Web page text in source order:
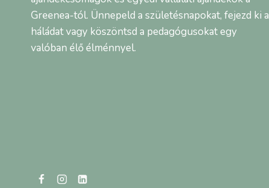
Greenea-tól. Ünnepeld a születésnapokat, fejezd ki a
háládat vagy köszöntsd a pedagógusokat egy
valóban élő élménnyel.